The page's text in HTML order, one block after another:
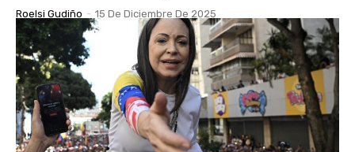
Roelsi Gudiño - 15 De Diciembre De 2025